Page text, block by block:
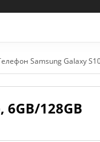
Samsung Galaxy
128GB